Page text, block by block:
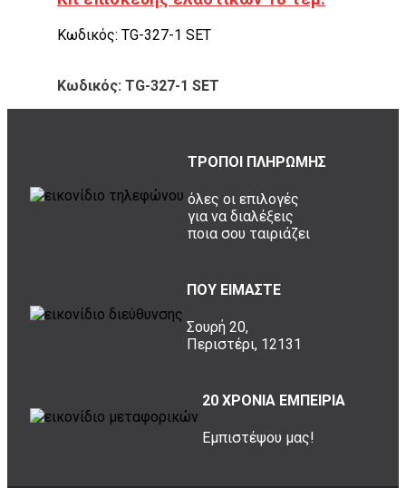
Κωδικός: TG-327-1 SET
Κωδικός: TG-327-1 SET
ΤΡΟΠΟΙ ΠΛΗΡΩΜΗΣ
όλες οι επιλογές
για να διαλέξεις
ποια σου ταιριάζει
ΠΟΥ ΕΙΜΑΣΤΕ
Σουρή 20,
Περιστέρι, 12131
20 ΧΡΟΝΙΑ ΕΜΠΕΙΡΙΑ
Εμπιστέψου μας!